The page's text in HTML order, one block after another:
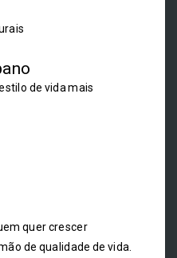
de vida mais
quer crescer
de qualidade de vida.